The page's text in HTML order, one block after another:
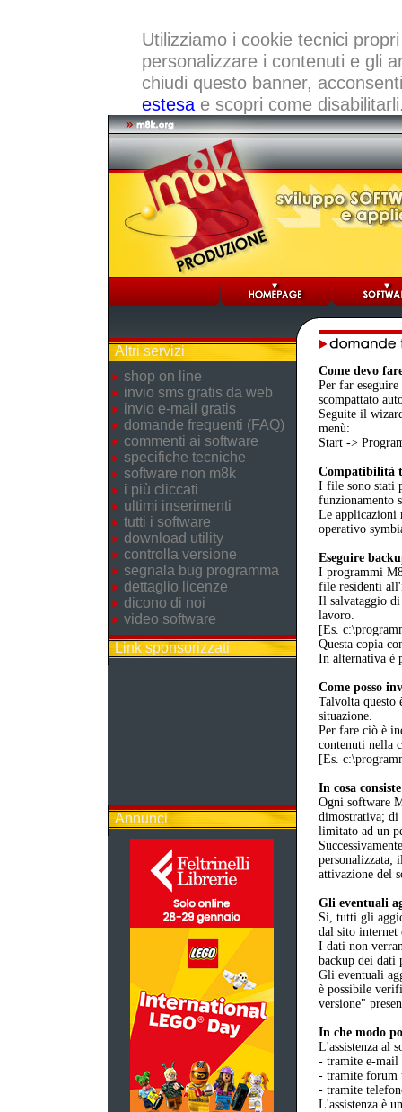
Utilizziamo i cookie tecnici
personalizzare i contenuti e gli
chiudi questo banner,
estesae scopri come
Altri servizi
shop on line
invio sms gratis da web
invio e-mail gratis
domande frequenti (FAQ)
commenti ai software
specifiche tecniche
software non m8k
i più cliccati
ultimi inserimenti
tutti i software
download utility
controlla versione
segnala bug programma
dettaglio licenze
dicono di noi
video software
Link sponsorizzati
Annunci
Come devo
Per far
scompattato
Seguite il
menù:
Start ->
Compatibilità
I file sono stati
funzionamento
Le applicazioni
operativo
Eseguire
I programmi
file residenti
Il salvataggio
lavoro.
[Es.
Questa copia
In alternativa è
Come posso
Talvolta questo
situazione.
Per fare ciò è
contenuti nella
[Es.
In cosa
Ogni software
dimostrativa; di
limitato ad un
personalizzata;
attivazione del
Gli eventuali
Si, tutti gli
dal sito internet
I dati non
backup dei dati
Gli eventuali
è possibile
versione"
In che modo
L'assistenza al
- tramite e-mail
- tramite forum
- tramite
L'assistenza è